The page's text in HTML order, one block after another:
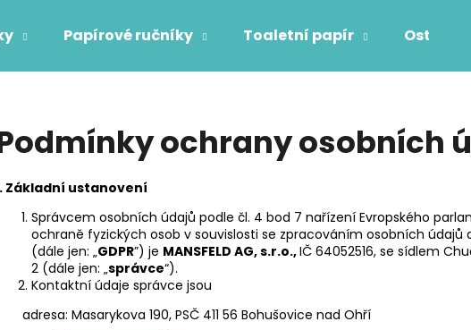
Papírové ručníky Toaletní papír Ostatní
ochrany osobních
Základní ustanovení
Správcem osobních údajů podle čl. 4 bod 7 nařízení Evropského
ochraně fyzických osob v souvislosti se zpracováním osobních
(dále jen: „GDPR”) je MANSFELD AG, s.r.o.,IČ 64052516, se sídlem
2 (dále jen: „správce“).
Kontaktní údaje správce jsou
adresa: Masarykova 190, PSČ 411 56 Bohušovice nad Ohří
HLEDAT
Doporučujeme
OBLIČEJOVÁ FILTRAČNÍ POLOMASKA
FFP2
2 005 Kč